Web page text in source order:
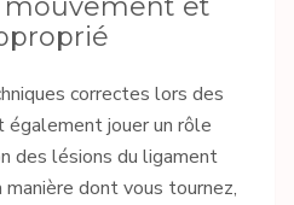
mouvement et
correctes lors des
jouer un rôle
des lésions du ligament
manière dont vous tournez,